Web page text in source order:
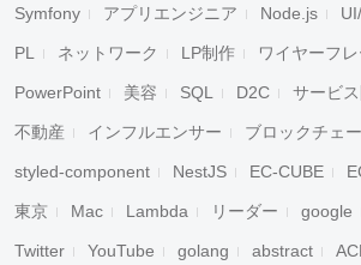
Symfony アプリエンジニア Node.js
PL ネットワーク LP制作 ワイヤーフレ
PowerPoint 美容 SQL D2C サービ
不動産 インフルエンサー ブロックチェ
styled-component NestJS EC-CUBE
東京 Mac Lambda リーダー google
Twitter YouTube golang abstract